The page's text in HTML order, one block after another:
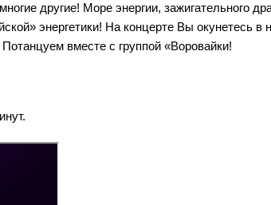
другие! Море энергии, зажигательного
энергетики! На концерте Вы окунетесь в
вместе с группой «Воровайки!